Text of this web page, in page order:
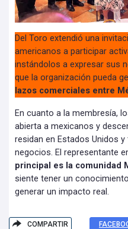
Del Toro extendió una
americanos a participar
instándolos a expresar sus
que la organización pueda
lazos comerciales entre
En cuanto a la membresía,
abierta a mexicanos y
residan en Estados Unidos
negocios. El representante
principal es la comunidad
siente tener un
generar un impacto real.
COMPARTIR